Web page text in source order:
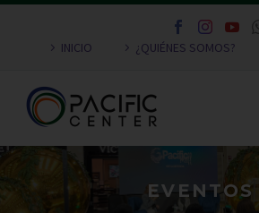
INICIO ¿QUIÉNES SOMOS?
EVENTOS